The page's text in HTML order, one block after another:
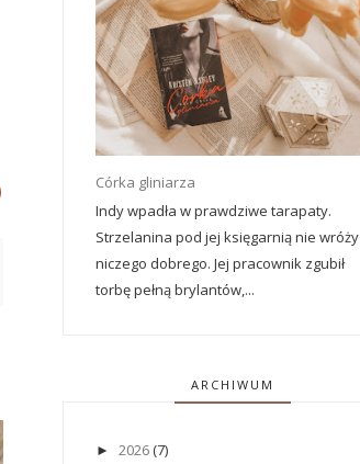
Córka gliniarza
Indy wpadła w prawdziwe tarapaty.
Strzelanina pod jej księgarnią nie wróży
niczego dobrego. Jej pracownik zgubił
torbę pełną brylantów,...
ARCHIWUM
► 2026 (7)